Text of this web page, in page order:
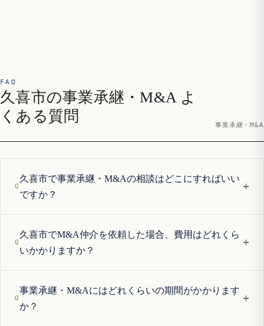
FAQ
久喜市の事業承継・M&A よ
くある質問
事業承継・M&A
久喜市で事業承継・M&Aの相談はどこにすればいい
ですか？
+
久喜市でM&A仲介を依頼した場合、費用はどれくら
いかかりますか？
+
事業承継・M&Aにはどれくらいの期間がかかります
か？
+